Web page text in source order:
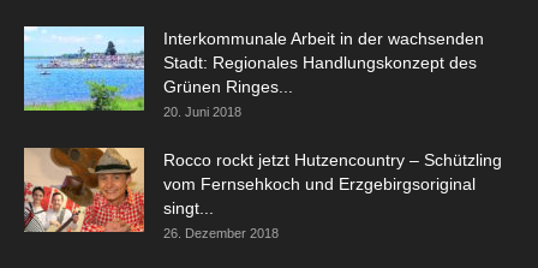
Interkommunale Arbeit in der wachsenden
Stadt: Regionales Handlungskonzept des
Grünen Ringes...
20. Juni 2018
Rocco rockt jetzt Hutzencountry – Schützling
vom Fernsehkoch und Erzgebirgsoriginal
singt...
26. Dezember 2018